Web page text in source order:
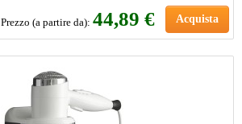
Prezzo (a partire da): 44,89 € Acquista